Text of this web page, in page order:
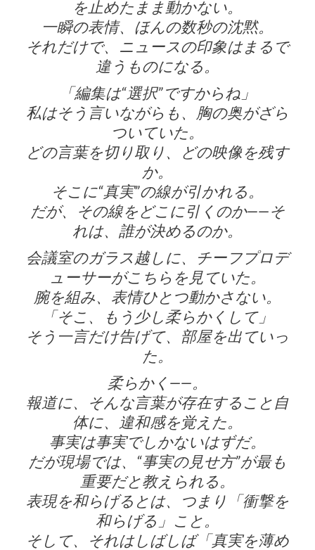
を止めたまま動かない。
一瞬の表情、ほんの数秒の沈黙。
それだけで、ニュースの印象はまるで
違うものになる。
「編集は“選択”ですからね」
私はそう言いながらも、胸の奥がざら
ついていた。
どの言葉を切り取り、どの映像を残す
か。
そこに“真実”の線が引かれる。
だが、その線をどこに引くのか——そ
れは、誰が決めるのか。
会議室のガラス越しに、チーフプロデ
ューサーがこちらを見ていた。
腕を組み、表情ひとつ動かさない。
「そこ、もう少し柔らかくして」
そう一言だけ告げて、部屋を出ていっ
た。
柔らかく——。
報道に、そんな言葉が存在すること自
体に、違和感を覚えた。
事実は事実でしかないはずだ。
だが現場では、“事実の見せ方”が最も
重要だと教えられる。
表現を和らげるとは、つまり「衝撃を
和らげる」こと。
そして、それはしばしば「真実を薄め